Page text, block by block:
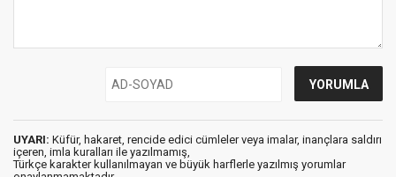
UYARI: Küfür, hakaret, rencide edici cümleler veya imalar, inançlara saldırı
içeren, imla kuralları ile yazılmamış,
Türkçe karakter kullanılmayan ve büyük harflerle yazılmış yorumlar